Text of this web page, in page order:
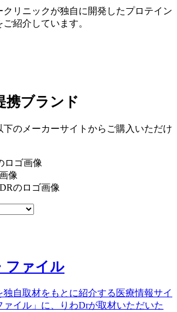
クリニックが独自に開発したプロテイン
紹介しています。
携ブランド
下のメーカーサイトからご購入いただけ
ファイル
自取材をもとに紹介する医療情報サイ
ァイル」に、りわDrが取材いただいた